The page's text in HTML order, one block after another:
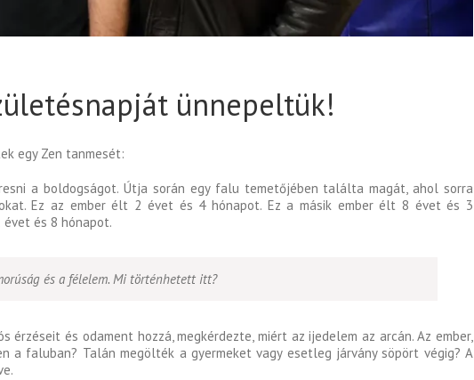
ünnepeltük!
egy Zen tanmesét:
a boldogságot. Útja során egy falu temetőjében találta magát, ahol sorra
Ez az ember élt 2 évet és 4 hónapot. Ez a másik ember élt 8 évet és 3
évet és 8 hónapot.
és a félelem. Mi történhetett itt?
érzéseit és odament hozzá, megkérdezte, miért az ijedelem az arcán. Az ember,
faluban? Talán megölték a gyermeket vagy esetleg járvány söpört végig? A